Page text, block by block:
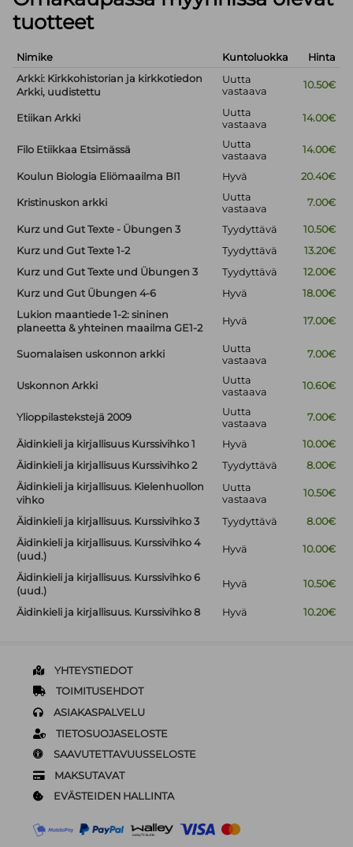
tuotteet
Nimike Kuntoluokka
Hinta
Arkki: Kirkkohistorian ja kirkkotiedon
Arkki, uudistettu
Uutta
vastaava
10.50€
Etiikan Arkki
Uutta
vastaava
14.00€
Filo Etiikkaa Etsimässä
Uutta
vastaava
14.00€
Koulun Biologia Eliömaailma BI1 Hyvä 20.40€
Kristinuskon arkki
Uutta
vastaava
7.00€
Kurz und Gut Texte - Übungen 3 Tyydyttävä
10.50€
Kurz und Gut Texte 1-2
Tyydyttävä
13.20€
Kurz und Gut Texte und Übungen 3
Tyydyttävä
12.00€
Kurz und Gut Übungen 4-6
Hyvä
18.00€
Lukion maantiede 1-2: sininen
planeetta & yhteinen maailma GE1-2
Hyvä 17.00€
Suomalaisen uskonnon arkki
Uutta
vastaava
7.00€
Uskonnon Arkki
Uutta
vastaava
10.60€
Ylioppilastekstejä 2009
Uutta
vastaava
7.00€
Äidinkieli ja kirjallisuus Kurssivihko 1 Hyvä
10.00€
Äidinkieli ja kirjallisuus Kurssivihko 2
Tyydyttävä
8.00€
Äidinkieli ja kirjallisuus. Kielenhuollon
vihko
Uutta
vastaava
10.50€
Äidinkieli ja kirjallisuus. Kurssivihko 3 Tyydyttävä
8.00€
Äidinkieli ja kirjallisuus. Kurssivihko 4
(uud.)
Hyvä 10.00€
Äidinkieli ja kirjallisuus. Kurssivihko 6
(uud.)
Hyvä 10.50€
Äidinkieli ja kirjallisuus. Kurssivihko 8 Hyvä 10.20€
YHTEYSTIEDOT
TOIMITUSEHDOT
ASIAKASPALVELU
TIETOSUOJASELOSTE
SAAVUTETTAVUUSSELOSTE
MAKSUTAVAT
EVÄSTEIDEN HALLINTA